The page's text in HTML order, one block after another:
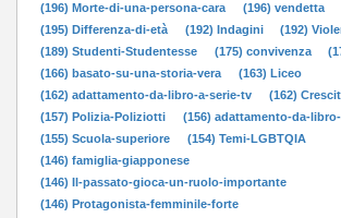
(196) Morte-di-una-persona-cara
(196) vendetta
(195) Differenza-di-età
(192) Indagini
(192)
(189) Studenti-Studentesse
(175) convivenza
(166) basato-su-una-storia-vera
(163) Liceo
(162) adattamento-da-libro-a-serie-tv
(162)
(157) Polizia-Poliziotti
(156) adattamento-da-
(155) Scuola-superiore
(154) Temi-LGBTQIA
(146) famiglia-giapponese
(146) Il-passato-gioca-un-ruolo-importante
(146) Protagonista-femminile-forte